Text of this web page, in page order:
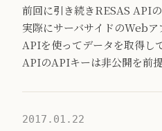
前回に引き続きRESAS API
実際にサーバサイドのWeb
APIを使ってデータを取得し
APIのAPIキーは非公開を前
2017.01.22